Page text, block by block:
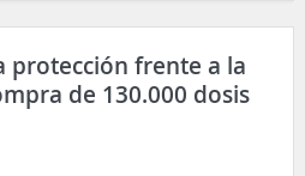
protección frente a la
de 130.000 dosis